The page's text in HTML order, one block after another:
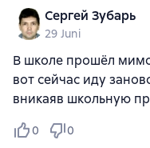
Сергей Зубарь
29 Juni
В школе прошёл
вот сейчас иду
вникаяв школьную
0 0